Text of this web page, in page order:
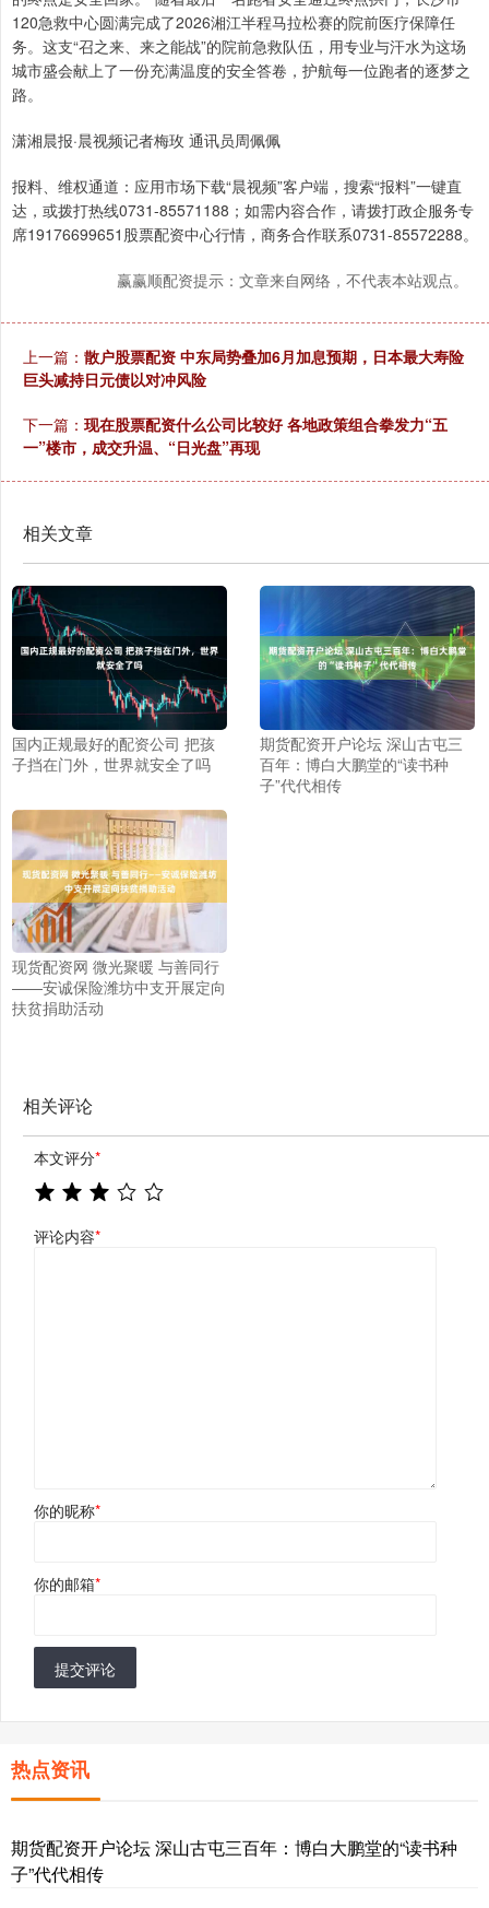
120急救中心圆满完成了2026湘江半程马拉松赛的院前医疗保障任
务。这支“召之来、来之能战”的院前急救队伍，用专业与汗水为这场
城市盛会献上了一份充满温度的安全答卷，护航每一位跑者的逐梦之
路。
潇湘晨报·晨视频记者梅玫 通讯员周佩佩
报料、维权通道：应用市场下载“晨视频”客户端，搜索“报料”一键直
达，或拨打热线0731-85571188；如需内容合作，请拨打政企服务专
席19176699651股票配资中心行情，商务合作联系0731-85572288。
赢赢顺配资提示：文章来自网络，不代表本站观点。
上一篇： 散户股票配资 中东局势叠加6月加息预期，日本最大寿险
巨头减持日元债以对冲风险
下一篇： 现在股票配资什么公司比较好 各地政策组合拳发力“五
一”楼市，成交升温、“日光盘”再现
相关文章
国内正规最好的配资公司 把孩
子挡在门外，世界就安全了吗
期货配资开户论坛 深山古屯三
百年：博白大鹏堂的“读书种
子”代代相传
现货配资网 微光聚暖 与善同行
——安诚保险潍坊中支开展定向
扶贫捐助活动
相关评论
本文评分*
评论内容*
你的昵称*
你的邮箱*
提交评论
热点资讯
期货配资开户论坛 深山古屯三百年：博白大鹏堂的“读书种
子”代代相传